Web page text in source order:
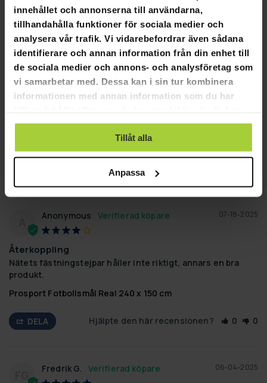
innehållet och annonserna till användarna,
tillhandahålla funktioner för sociala medier och
analysera vår trafik. Vi vidarebefordrar även sådana
identifierare och annan information från din enhet till
de sociala medier och annons- och analysföretag som
vi samarbetar med. Dessa kan i sin tur kombinera
informationen med annan information som du har
använt deras tjänster.
Tillåt alla
Anpassa
Recensioner Frågor
PE
08-03-2025
Paul E.
Bra jobbat Hobbyhallen!
Prosport Fotbollsmål Real 240 x 150 cm
Hjälpte den här recensionen?
07-18-2025
Anonymous
Återkoppling
Nätets fästningstejpar håller inte riktigt, annars en bra
produkt.
Prosport Fotbollsmål Real 240 x 150 cm
DELA Hjälpte den här recensionen? 0 0
FG
06-04-2025
Fredrik G.